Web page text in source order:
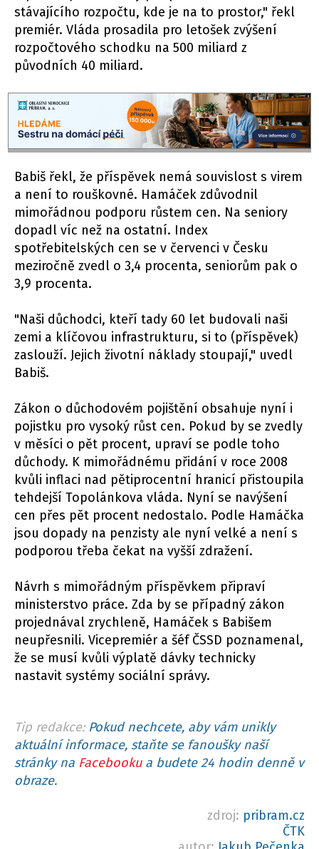
stávajícího rozpočtu, kde je na to prostor," řekl
premiér. Vláda prosadila pro letošek zvýšení
rozpočtového schodku na 500 miliard z
původních 40 miliard.
Babiš řekl, že příspěvek nemá souvislost s virem
a není to rouškovné. Hamáček zdůvodnil
mimořádnou podporu růstem cen. Na seniory
dopadl víc než na ostatní. Index
spotřebitelských cen se v červenci v Česku
meziročně zvedl o 3,4 procenta, seniorům pak o
3,9 procenta.
"Naši důchodci, kteří tady 60 let budovali naši
zemi a klíčovou infrastrukturu, si to (příspěvek)
zaslouží. Jejich životní náklady stoupají," uvedl
Babiš.
Zákon o důchodovém pojištění obsahuje nyní i
pojistku pro vysoký růst cen. Pokud by se zvedly
v měsíci o pět procent, upraví se podle toho
důchody. K mimořádnému přidání v roce 2008
kvůli inflaci nad pětiprocentní hranicí přistoupila
tehdejší Topolánkova vláda. Nyní se navýšení
cen přes pět procent nedostalo. Podle Hamáčka
jsou dopady na penzisty ale nyní velké a není s
podporou třeba čekat na vyšší zdražení.
Návrh s mimořádným příspěvkem připraví
ministerstvo práce. Zda by se případný zákon
projednával zrychleně, Hamáček s Babišem
neupřesnili. Vicepremiér a šéf ČSSD poznamenal,
že se musí kvůli výplatě dávky technicky
nastavit systémy sociální správy.
Tip redakce: Pokud nechcete, aby vám unikly
aktuální informace, staňte se fanoušky naší
stránky na Facebookua budete 24 hodin denně v
obraze.
zdroj: pribram.cz
ČTK